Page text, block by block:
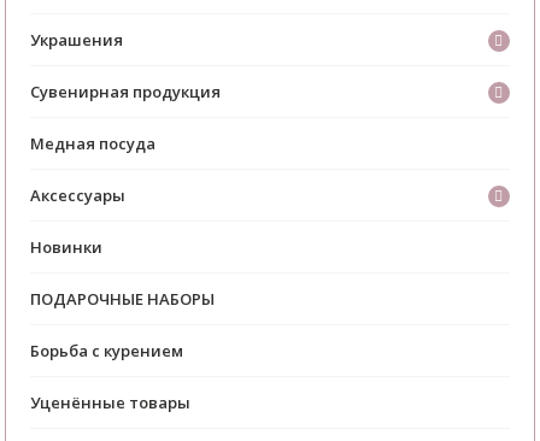
Украшения
Сувенирная продукция
Медная посуда
Аксессуары
Новинки
ПОДАРОЧНЫЕ НАБОРЫ
Борьба с курением
Уценённые товары